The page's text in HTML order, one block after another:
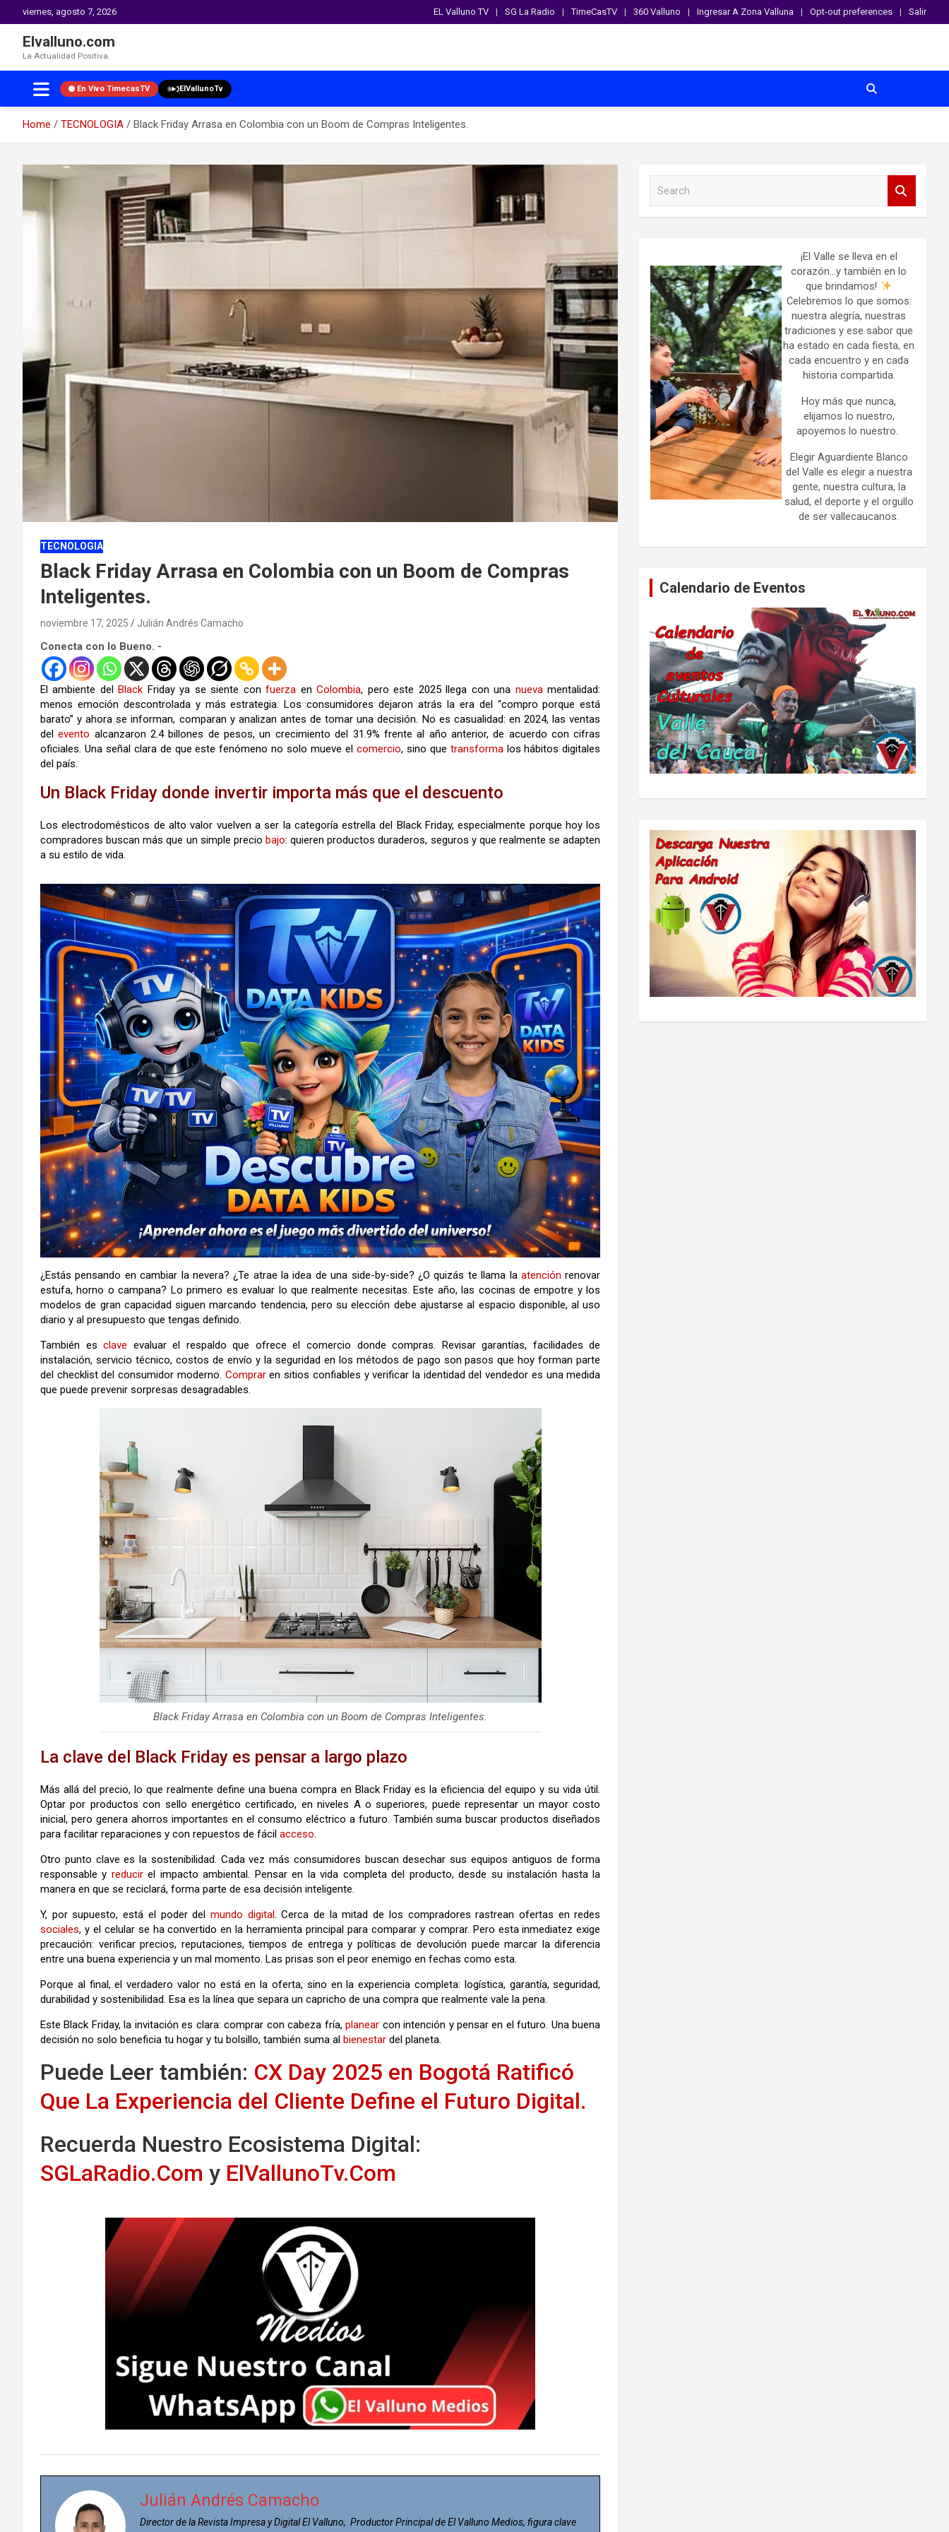
viernes, agosto 7, 2026 EL Valluno TV SG La Radio TimeCasTV 360 Valluno Ingresar A Zona Valluna Opt-out preferences Salir
Elvalluno.com
La Actualidad Positiva.
En Vivo TimecasTV ElVallunoTv
Home TECNOLOGIA
Black Friday Arrasa en Colombia con un Boom de Compras Inteligentes.
content
TECNOLOGIA
Black Friday Arrasa en Colombia con un Boom de Compras
Inteligentes.
noviembre 17, 2025 Julián Andrés Camacho
Conecta con lo Bueno. -
El ambiente delBlack Friday ya se siente confuerza enColombia, pero este 2025 llega con una nuevamentalidad:
menos emoción descontrolada y más estrategia. Los consumidores dejaron atrás la era del “compro porque está
barato” y ahora se informan, comparan y analizan antes de tomar una decisión. No es casualidad: en 2024, las ventas
delevento alcanzaron 2.4 billones de pesos, un crecimiento del 31.9% frente al año anterior, de acuerdo con cifras
oficiales. Una señal clara de que este fenómeno no solo mueve el comercio, sino que transformalos hábitos digitales
del país.
Un Black Friday donde invertir importa más que el descuento
Los electrodomésticos de alto valor vuelven a ser la categoría estrella del Black Friday, especialmente porque hoy los
compradores buscan más que un simple preciobajo: quieren productos duraderos, seguros y que realmente se adapten
a su estilo de vida.
¿Estás pensando en cambiar la nevera? ¿Te atrae la idea de una side-by-side? ¿O quizás te llama la atención renovar
estufa, horno o campana? Lo primero es evaluar lo que realmente necesitas. Este año, las cocinas de empotre y los
modelos de gran capacidad siguen marcando tendencia, pero su elección debe ajustarse al espacio disponible, al uso
diario y al presupuesto que tengas definido.
También esclave evaluar el respaldo que ofrece el comercio donde compras. Revisar garantías, facilidades de
instalación, servicio técnico, costos de envío y la seguridad en los métodos de pago son pasos que hoy forman parte
del checklist del consumidor moderno. Compraren sitios confiables y verificar la identidad del vendedor es una medida
que puede prevenir sorpresas desagradables.
Black Friday Arrasa en Colombia con un Boom de Compras Inteligentes.
La clave del Black Friday es pensar a largo plazo
Más allá del precio, lo que realmente define una buena compra en Black Friday es la eficiencia del equipo y su vida útil.
Optar por productos con sello energético certificado, en niveles A o superiores, puede representar un mayor costo
inicial, pero genera ahorros importantes en el consumo eléctrico a futuro. También suma buscar productos diseñados
para facilitar reparaciones y con repuestos de fácil acceso.
Otro punto clave es la sostenibilidad. Cada vez más consumidores buscan desechar sus equipos antiguos de forma
responsable y reducirel impacto ambiental. Pensar en la vida completa del producto, desde su instalación hasta la
manera en que se reciclará, forma parte de esa decisión inteligente.
Y, por supuesto, está el poder del mundo digital. Cerca de la mitad de los compradores rastrean ofertas en redes
sociales, y el celular se ha convertido en la herramienta principal para comparar y comprar. Pero esta inmediatez exige
precaución: verificar precios, reputaciones, tiempos de entrega y políticas de devolución puede marcar la diferencia
entre una buena experiencia y un mal momento. Las prisas son el peor enemigo en fechas como esta.
Porque al final, el verdadero valor no está en la oferta, sino en la experiencia completa: logística, garantía, seguridad,
durabilidad y sostenibilidad. Esa es la línea que separa un capricho de una compra que realmente vale la pena.
Este Black Friday, la invitación es clara: comprar con cabeza fría,planear con intención y pensar en el futuro. Una buena
decisión no solo beneficia tu hogar y tu bolsillo, también suma al bienestar del planeta.
Puede Leer también: CX Day 2025 en Bogotá Ratificó
Que La Experiencia del Cliente Define el Futuro Digital.
Recuerda Nuestro Ecosistema Digital:
SGLaRadio.Com y ElVallunoTv.Com
Julián Andrés Camacho
Director de la Revista Impresa y Digital El Valluno, Productor Principal de El Valluno Medios, figura clave
¡El Valle se lleva en el
corazón…y también en lo
que brindamos!
Celebremos lo que somos:
nuestra alegría, nuestras
tradiciones y ese sabor que
ha estado en cada fiesta, en
cada encuentro y en cada
historia compartida.
Hoy más que nunca,
elijamos lo nuestro,
apoyemos lo nuestro.
Elegir Aguardiente Blanco
del Valle es elegir a nuestra
gente, nuestra cultura, la
salud, el deporte y el orgullo
de ser vallecaucanos.
Calendario de Eventos